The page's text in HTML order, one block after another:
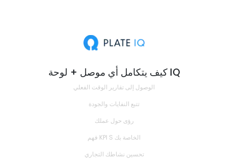
كيف يتكامل أي موصل + لوحة IQ
الوصول إلى تقارير الوقت الفعلي
تتبع النفايات والجودة
رؤى حول عملك
فهم KPI S الخاصة بك
تحسين نشاطك التجاري